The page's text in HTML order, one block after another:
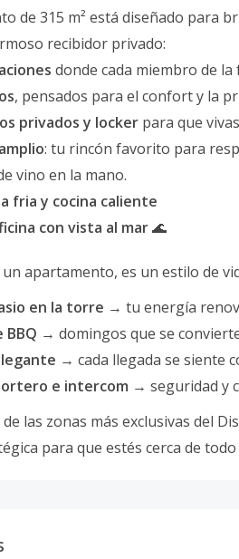
de 315 m² está diseñado para
recibidor privado:
donde cada miembro de
, pensados para el confort y la
privados y locker para que
: tu rincón favorito para
vino en la mano.
fria y cocina caliente
con vista al mar🌊
un apartamento, es un estilo de
en la torre → tu energía
BBQ → domingos que se
→ cada llegada se siente
e intercom → seguridad y
las zonas más exclusivas del
para que estés cerca de